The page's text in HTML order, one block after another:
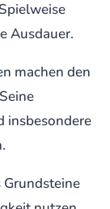
Ausdauer.
machen den
insbesondere
Grundsteine